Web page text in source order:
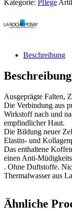
Kategorie: Pflege
Beschreibung
Beschreibung
Ausgeprägte Falten,
Die Verbindung aus
Wirkstoff nach und
empfindlicher Haut.
Die Bildung neuer
Elastin- und
Das enthaltene
einen Anti-
. Ohne Duftstoffe.
Thermalwasser aus
Ähnliche